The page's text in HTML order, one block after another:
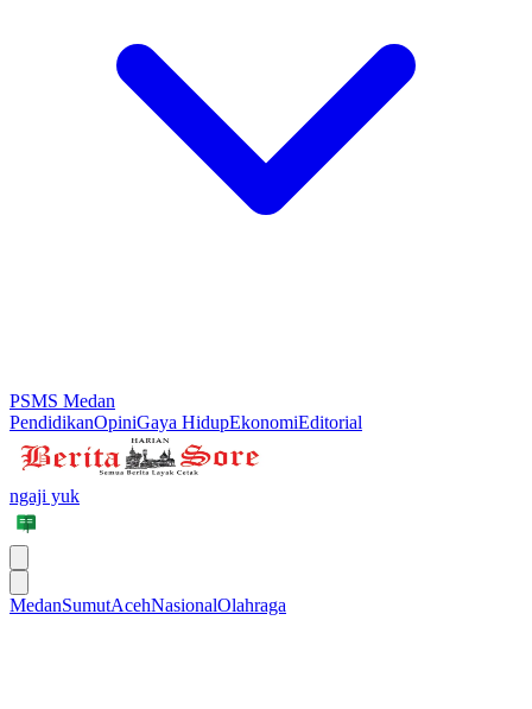
PSMS Medan
PendidikanOpiniGaya HidupEkonomiEditorial
ngaji yuk
MedanSumutAcehNasionalOlahraga